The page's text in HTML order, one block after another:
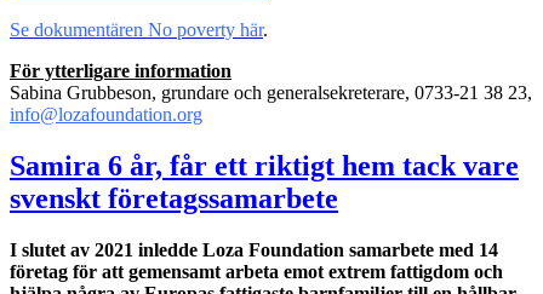
Se dokumentären No poverty här.
För ytterligare information
Sabina Grubbeson, grundare och generalsekreterare, 0733-21 38 23,
info@lozafoundation.org
Samira 6 år, får ett riktigt hem tack vare
svenskt företagssamarbete
I slutet av 2021 inledde Loza Foundation samarbete med 14
företag för att gemensamt arbeta emot extrem fattigdom och